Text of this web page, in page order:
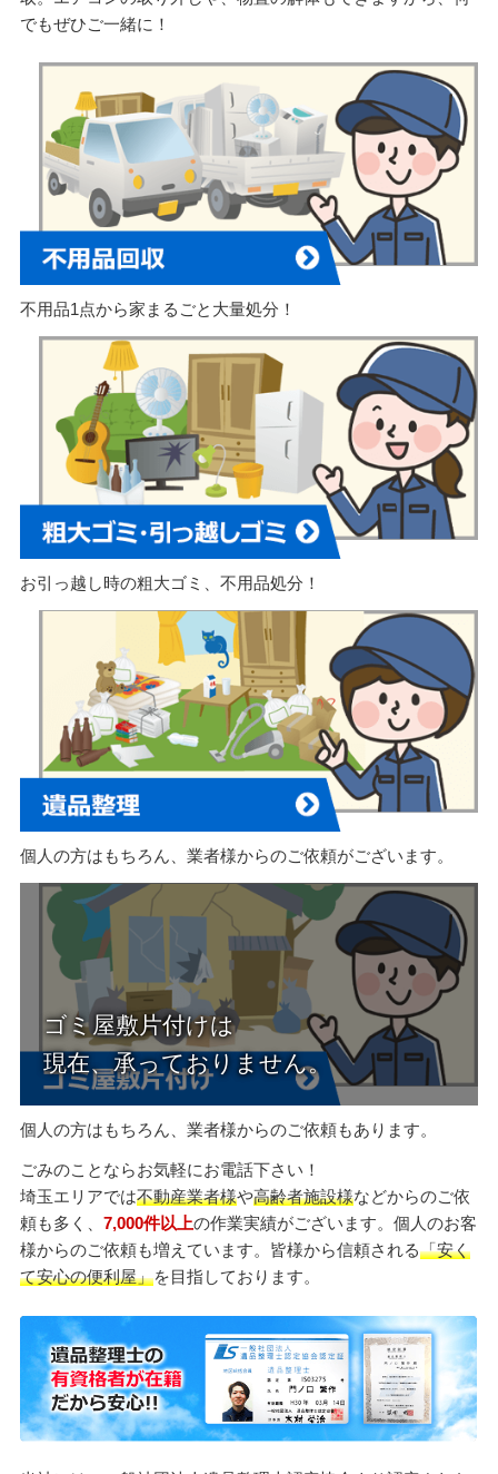
でもぜひご一緒に！
不用品1点から家まるごと大量処分！
お引っ越し時の粗大ゴミ、不用品処分！
個人の方はもちろん、業者様からのご依頼がございます。
個人の方はもちろん、業者様からのご依頼もあります。
ごみのことならお気軽にお電話下さい！
埼玉エリアでは不動産業者様や高齢者施設様などからのご依
頼も多く、 7,000件以上の作業実績がございます。個人のお客
様からのご依頼も増えています。皆様から信頼される「安く
て安心の便利屋」を目指しております。